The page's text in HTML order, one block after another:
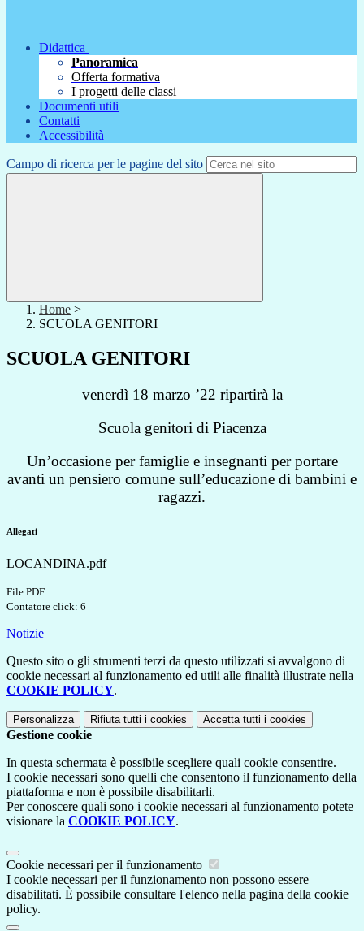
Didattica
Panoramica
Offerta formativa
I progetti delle classi
Documenti utili
Contatti
Accessibilità
Campo di ricerca per le pagine del sito
Home >
SCUOLA GENITORI
SCUOLA GENITORI
venerdì 18 marzo ’22 ripartirà la
Scuola genitori di Piacenza
Un’occasione per famiglie e insegnanti per portare
avanti un pensiero comune sull’educazione di bambini e
ragazzi.
Allegati
LOCANDINA.pdf
File PDF
Contatore click: 6
Notizie
Questo sito o gli strumenti terzi da questo utilizzati si avvalgono di
cookie necessari al funzionamento ed utili alle finalità illustrate nella
COOKIE POLICY.
Personalizza Rifiuta tutti i cookies Accetta tutti i cookies
Gestione cookie
In questa schermata è possibile scegliere quali cookie consentire.
I cookie necessari sono quelli che consentono il funzionamento della
piattaforma e non è possibile disabilitarli.
Per conoscere quali sono i cookie necessari al funzionamento potete
visionare la COOKIE POLICY.
Cookie necessari per il funzionamento
I cookie necessari per il funzionamento non possono essere
disabilitati. È possibile consultare l'elenco nella pagina della cookie
policy.